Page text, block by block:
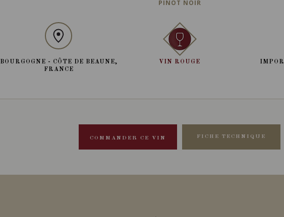
PINOT NOIR
BOURGOGNE - CÔTE DE BEAUNE,
FRANCE
VIN ROUGE
COMMANDER CE VIN FICHE TECHNIQUE